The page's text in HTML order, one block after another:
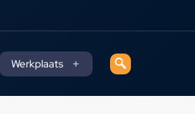
Werkplaats